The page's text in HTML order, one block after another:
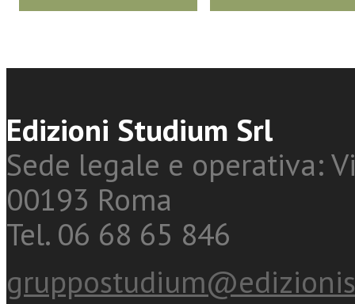
Edizioni Studium Srl
Sede legale e operativa:
00193 Roma
Tel. 06 68 65 846